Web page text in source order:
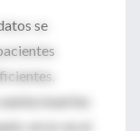
se
muertes
error en el